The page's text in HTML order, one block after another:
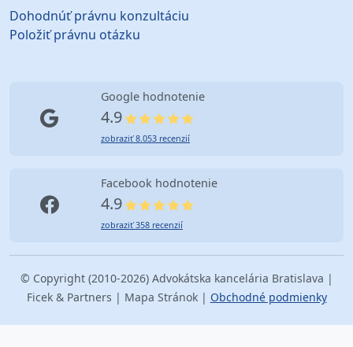
Dohodnúť právnu konzultáciu
Položiť právnu otázku
Google hodnotenie
4.9
zobraziť 8.053 recenzií
Facebook hodnotenie
4.9
zobraziť 358 recenzií
© Copyright (2010-2026) Advokátska kancelária Bratislava |
Ficek & Partners | Mapa Stránok | Obchodné podmienky